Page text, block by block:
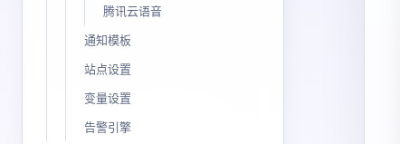
腾讯云语音
通知模板
站点设置
变量设置
告警引擎